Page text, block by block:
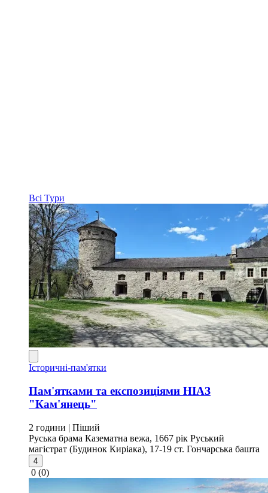
Всі Тури
Історичні-пам'ятки
Пам'ятками та експозиціями НІАЗ
"Кам'янець"
2 години | Піший
Руська брама Казематна вежа, 1667 рік Руський
магістрат (Будинок Киріака), 17-19 ст. Гончарська башта
4
0 (0)